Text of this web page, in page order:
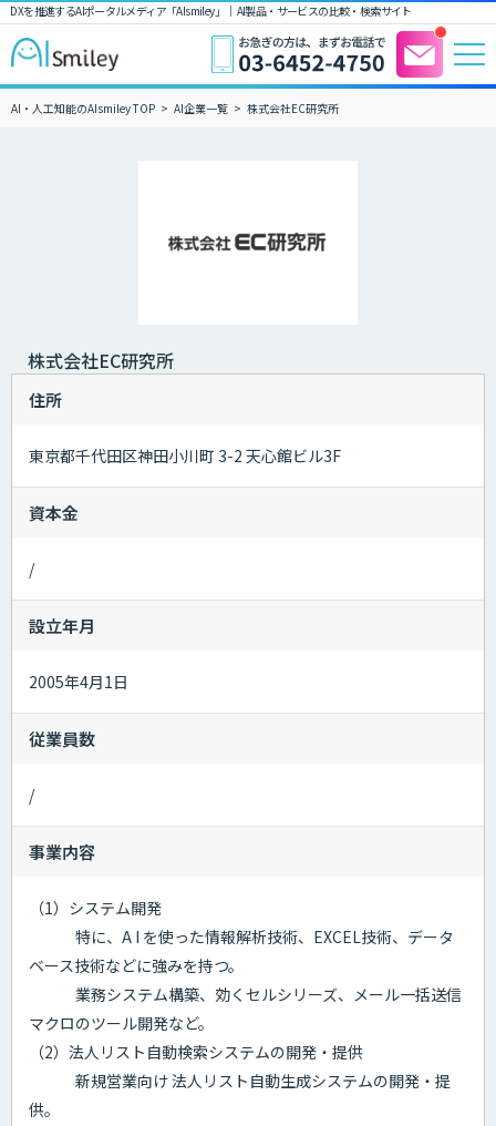
DXを推進するAIポータルメディア「AIsmiley」｜ AI製品・サービスの比較・検索サイト
AI・人工知能のAIsmiley TOP AI企業一覧 株式会社EC研究所
株式会社EC研究所
住所
東京都千代田区神田小川町 3-2 天心館ビル3F
資本金
/
設立年月
2005年4月1日
従業員数
/
事業内容
（1）システム開発
特に、A I を使った情報解析技術、EXCEL技術、データ
ベース技術などに強みを持つ。
業務システム構築、効くセルシリーズ、メール一括送信
マクロのツール開発など。
（2）法人リスト自動検索システムの開発・提供
新規営業向け 法人リスト自動生成システムの開発・提
供。